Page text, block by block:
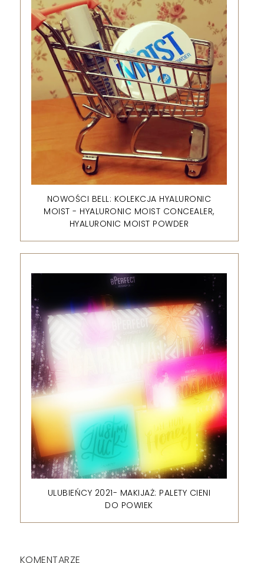
NOWOŚCI BELL: KOLEKCJA HYALURONIC
MOIST - HYALURONIC MOIST CONCEALER,
HYALURONIC MOIST POWDER
ULUBIEŃCY 2021- MAKIJAŻ: PALETY CIENI
DO POWIEK
KOMENTARZE